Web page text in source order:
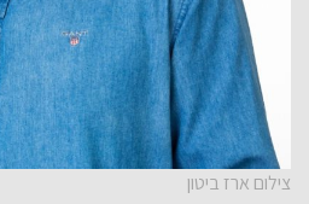
צילום ארז ביטון